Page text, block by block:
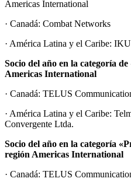
Americas International
· Canadá: Combat Networks
· América Latina y el Caribe:
Socio del año en la categoría
Americas International
· Canadá: TELUS
· América Latina y el Caribe:
Convergente Ltda.
Socio del año en la categoría
región Americas International
· Canadá: TELUS